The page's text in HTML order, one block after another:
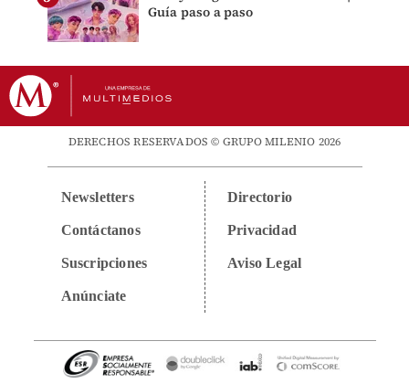
Guía paso a paso
DERECHOS RESERVADOS © GRUPO MILENIO 2026
Newsletters
Contáctanos
Suscripciones
Anúnciate
Directorio
Privacidad
Aviso Legal